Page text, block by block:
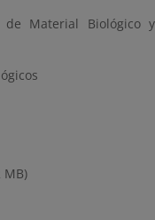
Material Biológico y
MB)